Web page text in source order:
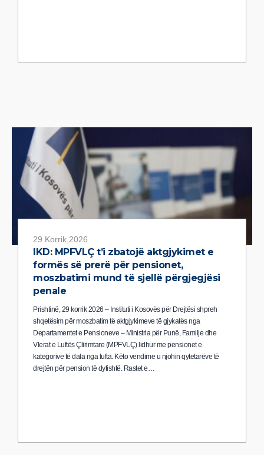
29 Korrik,2026
IKD: MPFVLÇ t’i zbatojë aktgjykimet e
formës së prerë për pensionet,
moszbatimi mund të sjellë përgjegjësi
penale
Prishtinë, 29 korrik 2026 – Instituti i Kosovës për Drejtësi shpreh
shqetësim për moszbatim të aktgjykimeve të gjykatës nga
Departamentet e Pensioneve – Ministria për Punë, Familje dhe
Vlerat e Luftës Çlirimtare (MPFVLÇ) lidhur me pensionet e
kategorive të dala nga lufta. Këto vendime u njohin qytetarëve të
drejtën për pension të dyfishtë. Rastet e…